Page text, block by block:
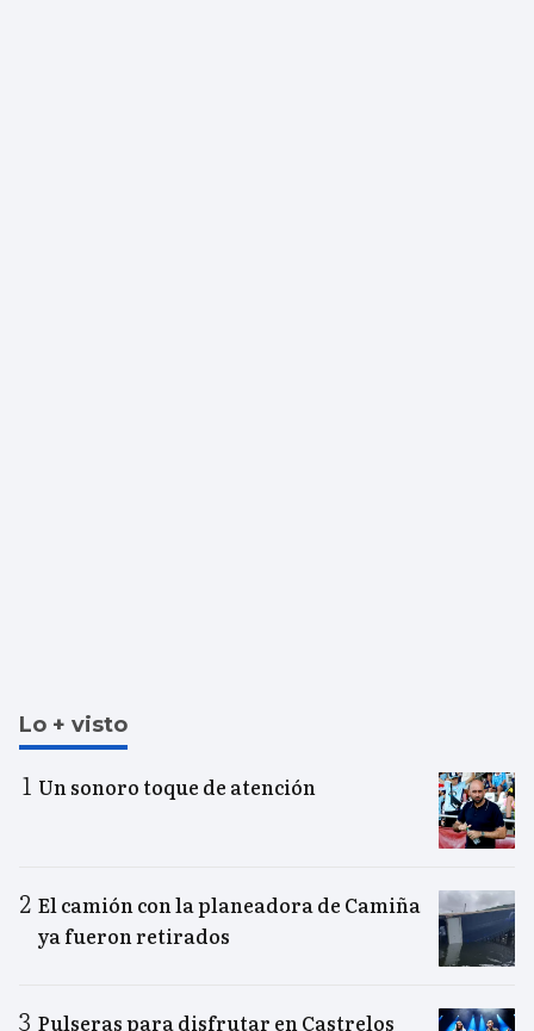
Lo + visto
Un sonoro toque de atención
El camión con la planeadora de Camiña
ya fueron retirados
Pulseras para disfrutar en Castrelos